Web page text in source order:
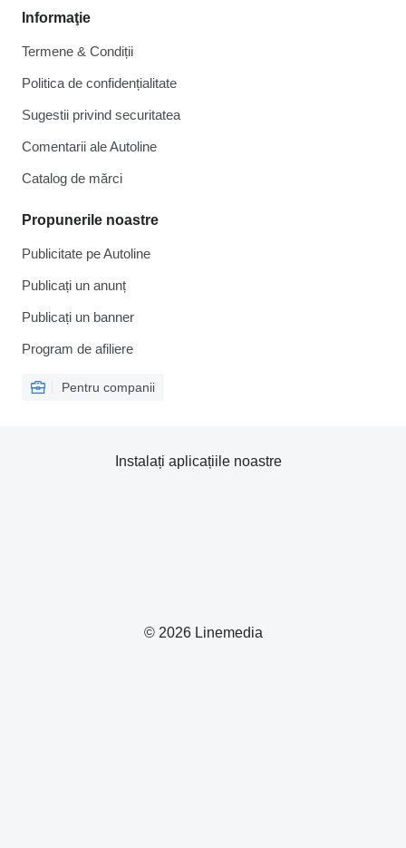
Informaţie
Termene & Condiții
Politica de confidențialitate
Sugestii privind securitatea
Comentarii ale Autoline
Catalog de mărcі
Propunerile noastre
Publicitate pe Autoline
Publicați un anunț
Publicați un banner
Program de afiliere
Pentru companii
© 2026 Linemedia
Instalați aplicațiile noastre